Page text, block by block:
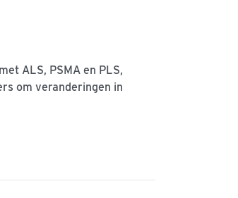
ALS, PSMA en PLS,
om veranderingen in